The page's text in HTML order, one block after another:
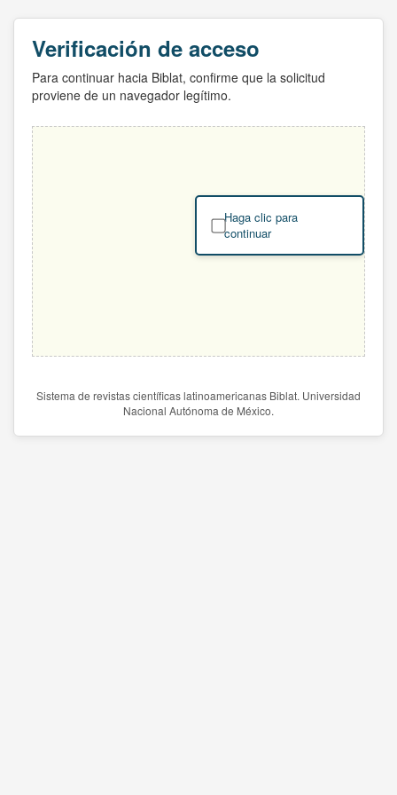
Verificación de acceso
Para continuar hacia Biblat, confirme que la solicitud
proviene de un navegador legítimo.
Haga clic para
continuar
Sistema de revistas científicas latinoamericanas Biblat. Universidad
Nacional Autónoma de México.